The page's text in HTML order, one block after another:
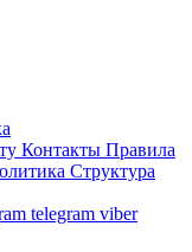
Контакты Правила
Структура
telegram viber